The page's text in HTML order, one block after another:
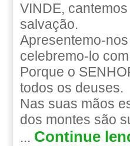
VINDE,
salvação.
Apresentemo-
celebremo-lo
Porque o
todos os deuses.
Nas suas mãos
dos montes são
... Continue